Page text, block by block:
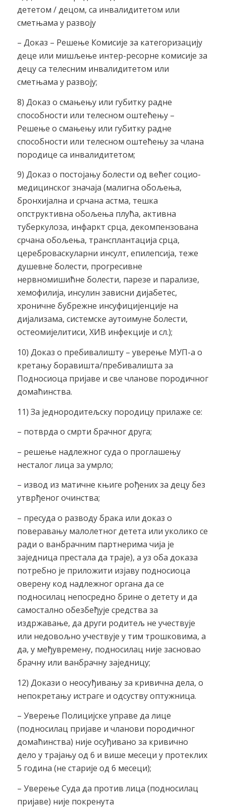
дететом / децом, са инвалидитетом или
сметњама у развоју
– Доказ – Решење Комисије за категоризацију
деце или мишљење интер-ресорне комисије за
децу са телесним инвалидитетом или
сметњама у развоју;
8) Доказ о смањењу или губитку радне
способности или телесном оштећењу –
Решење о смањењу или губитку радне
способности или телесном оштећењу за члана
породице са инвалидитетом;
9) Доказ о постојању болести од већег социо-
медицинског значаја (малигна обољења,
бронхијална и срчана астма, тешка
опструктивна обољења плућа, активна
туберкулоза, инфаркт срца, декомпензована
срчана обољења, трансплантација срца,
цереброваскуларни инсулт, епилепсија, теже
душевне болести, прогресивне
нервномишићне болести, парезе и парализе,
хемофилија, инсулин зависни дијабетес,
хроничне бубрежне инсуфицијенције на
дијализама, системске аутоимуне болести,
остеомијелитиси, ХИВ инфекције и сл.);
10) Доказ о пребивалишту – уверење МУП-а о
кретању боравишта/пребивалишта за
Подносиоца пријаве и све чланове породичног
домаћинства.
11) За једнородитељску породицу прилаже се:
– потврда о смрти брачног друга;
– решење надлежног суда о проглашењу
несталог лица за умрло;
– извод из матичне књиге рођених за децу без
утврђеног очинства;
– пресуда о разводу брака или доказ о
поверавању малолетног детета или уколико се
ради о ванбрачним партнерима чија је
заједница престала да траје), а уз оба доказа
потребно је приложити изјаву подносиоца
оверену код надлежног органа да се
подносилац непосредно брине о детету и да
самостално обезбеђује средства за
издржавање, да други родитељ не учествује
или недовољно учествује у тим трошковима, а
да, у међувремену, подносилац није засновао
брачну или ванбрачну заједницу;
12) Докази о неосуђивању за кривична дела, о
непокретању истраге и одсуству оптужница.
– Уверење Полицијске управе да лице
(подносилац пријаве и чланови породичног
домаћинства) није осуђивано за кривично
дело у трајању од 6 и више месеци у протеклих
5 година (не старије од 6 месеци);
– Уверење Суда да против лица (подносилац
пријаве) није покренута